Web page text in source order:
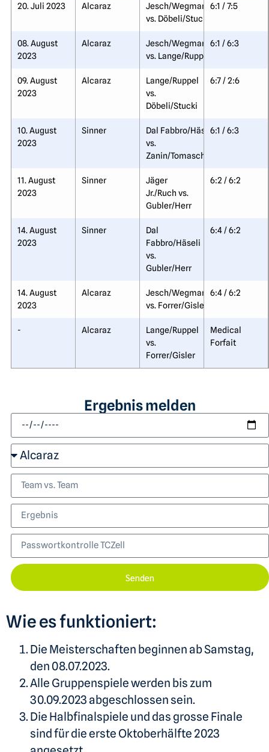
20. Juli 2023 Alcaraz
Jesch/Wegmann
vs. Döbeli/Stucki
6:1 / 7:5
08. August
2023
Alcaraz
Jesch/Wegmann
vs. Lange/Ruppel
6:1 / 6:3
09. August
2023
Alcaraz
Lange/Ruppel
vs.
Döbeli/Stucki
6:7 / 2:6
10. August
2023
Sinner
Dal Fabbro/Häseli
vs.
Zanin/Tomaschett
6:1 / 6:3
11. August
2023
Sinner
Jäger
Jr./Ruch vs.
Gubler/Herr
6:2 / 6:2
14. August
2023
Sinner
Dal
Fabbro/Häseli
vs.
Gubler/Herr
6:4 / 6:2
14. August
2023
Alcaraz
Jesch/Wegmann
vs. Forrer/Gisler
6:4 / 6:2
- Alcaraz
Lange/Ruppel
vs.
Forrer/Gisler
Medical
Forfait
Ergebnis melden
Senden
Wie es funktioniert:
Die Meisterschaften beginnen ab Samstag,
den 08.07.2023.
Alle Gruppenspiele werden bis zum
30.09.2023 abgeschlossen sein.
Die Halbfinalspiele und das grosse Finale
sind für die erste Oktoberhälfte 2023